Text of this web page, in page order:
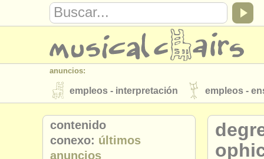
anuncios:
empleos - interpretación empleos -
instrumentos en venta instrumentos
directorios:
orquestas y teatros conservatorios
contenido
conexo: últimos
anuncios